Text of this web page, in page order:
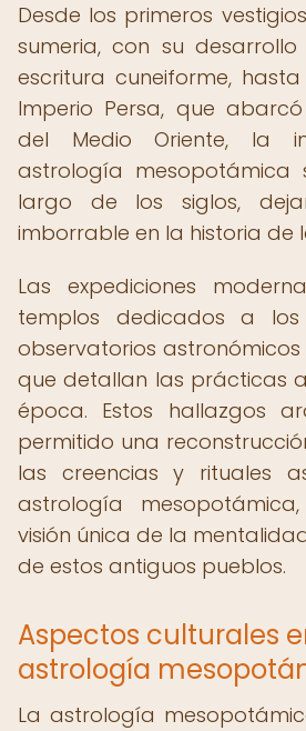
Desde los primeros
sumeria, con su
escritura cuneiforme,
Imperio Persa, que
del Medio Oriente, la
astrología mesopotámica
largo de los siglos,
imborrable en la historia de
Las expediciones
templos dedicados a los
observatorios
que detallan las prácticas
época. Estos hallazgos
permitido una
las creencias y rituales
astrología
visión única de la
de estos antiguos pueblos.
Aspectos culturales
astrología
La astrología